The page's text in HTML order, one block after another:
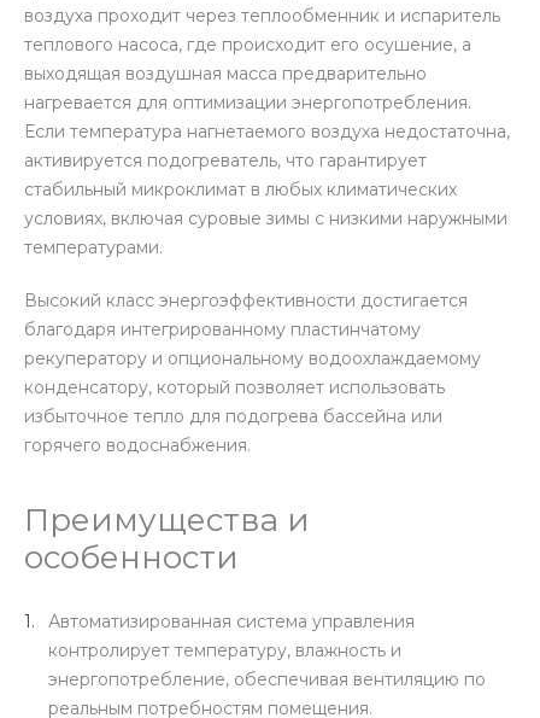
воздуха проходит через теплообменник и испаритель
теплового насоса, где происходит его осушение, а
выходящая воздушная масса предварительно
нагревается для оптимизации энергопотребления.
Если температура нагнетаемого воздуха недостаточна,
активируется подогреватель, что гарантирует
стабильный микроклимат в любых климатических
условиях, включая суровые зимы с низкими наружными
температурами.
Высокий класс энергоэффективности достигается
благодаря интегрированному пластинчатому
рекуператору и опциональному водоохлаждаемому
конденсатору, который позволяет использовать
избыточное тепло для подогрева бассейна или
горячего водоснабжения.
Преимущества и
особенности
Автоматизированная система управления
контролирует температуру, влажность и
энергопотребление, обеспечивая вентиляцию по
реальным потребностям помещения.